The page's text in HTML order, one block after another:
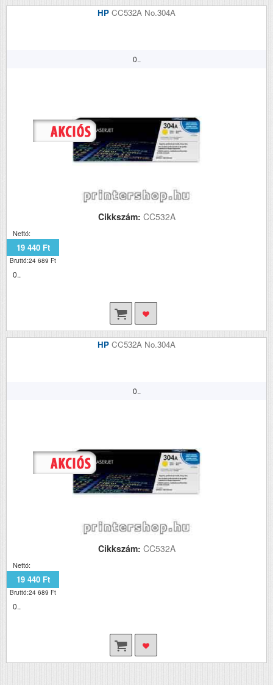
HP CC532A No.304A
0..
Cikkszám: CC532A
Nettó:
19 440 Ft
Bruttó:24 689 Ft
0..
HP CC532A No.304A
0..
Cikkszám: CC532A
Nettó:
19 440 Ft
Bruttó:24 689 Ft
0..